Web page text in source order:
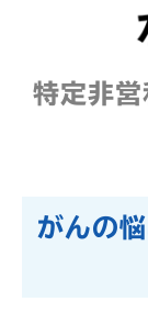
特定非
がんの